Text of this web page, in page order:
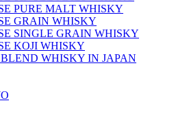
PURE MALT WHISKY
GRAIN WHISKY
SINGLE GRAIN WHISKY
KOJI WHISKY
WHISKY IN JAPAN